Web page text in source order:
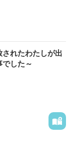
れたわたしが出
した～